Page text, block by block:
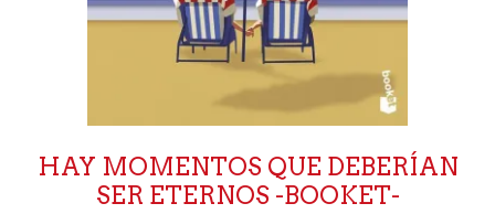
HAY MOMENTOS QUE DEBERÍAN
SER ETERNOS -BOOKET-